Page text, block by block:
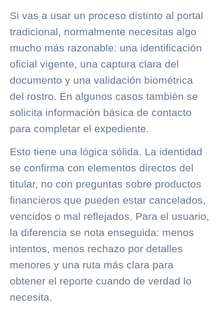
Si vas a usar un proceso distinto al portal
tradicional, normalmente necesitas algo
mucho más razonable: una identificación
oficial vigente, una captura clara del
documento y una validación biométrica
del rostro. En algunos casos también se
solicita información básica de contacto
para completar el expediente.
Esto tiene una lógica sólida. La identidad
se confirma con elementos directos del
titular, no con preguntas sobre productos
financieros que pueden estar cancelados,
vencidos o mal reflejados. Para el usuario,
la diferencia se nota enseguida: menos
intentos, menos rechazo por detalles
menores y una ruta más clara para
obtener el reporte cuando de verdad lo
necesita.